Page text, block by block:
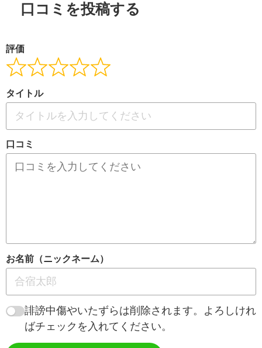
口コミを投稿する
評価
タイトル
口コミ
お名前（ニックネーム）
誹謗中傷やいたずらは削除されます。よろしけれ
ばチェックを入れてください。